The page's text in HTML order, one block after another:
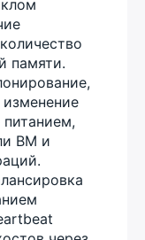
памяти.
питанием,
ВМ и